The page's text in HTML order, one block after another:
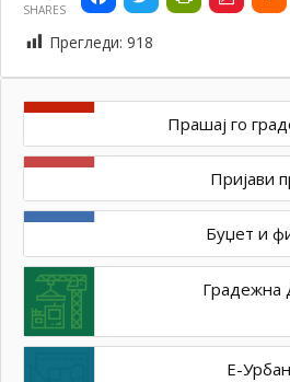
SHARES
Прегледи: 918
Прашај го
Пријави
Буџет и
Градежна
Е-